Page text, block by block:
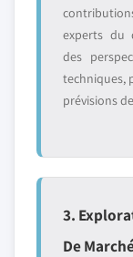
experts du
des
techniques,
prévisions
3.
De